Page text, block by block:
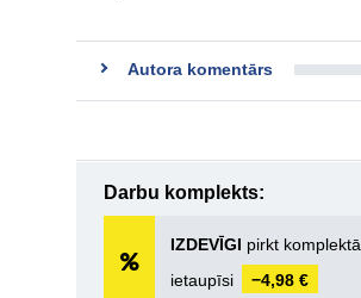
Autora komentārs
Darbu komplekts:
IZDEVĪGI pirkt komplektā
ietaupīsi
−4,98 €